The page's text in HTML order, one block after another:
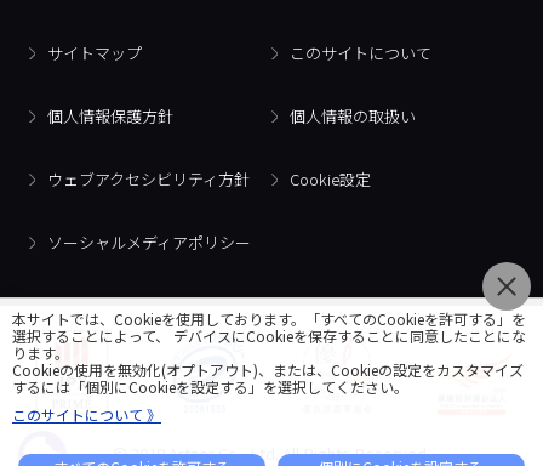
サイトマップ このサイトについて
個人情報保護方針 個人情報の取扱い
ウェブアクセシビリティ方針 Cookie設定
ソーシャルメディアポリシー
© 2018 Artner Co., Ltd. All Rights Reserved.
本サイトでは、Cookieを使用しております。「すべてのCookieを許可する」を
選択することによって、 デバイスにCookieを保存することに同意したことにな
ります。
Cookieの使用を無効化(オプトアウト)、または、Cookieの設定をカスタマイズ
するには「個別にCookieを設定する」を選択してください。
このサイトについて 》